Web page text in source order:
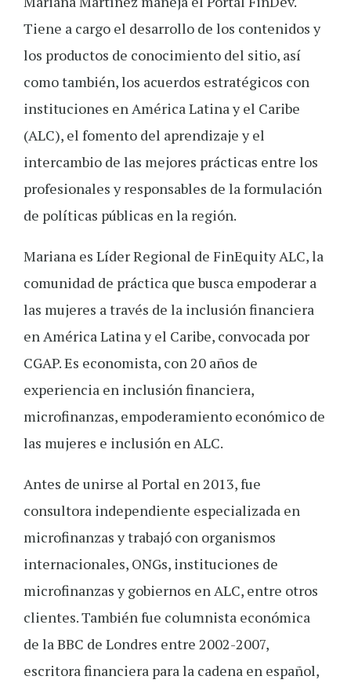
Tiene a cargo el desarrollo de los contenidos y
los productos de conocimiento del sitio, así
como también, los acuerdos estratégicos con
instituciones en América Latina y el Caribe
(ALC), el fomento del aprendizaje y el
intercambio de las mejores prácticas entre los
profesionales y responsables de la formulación
de políticas públicas en la región.
Mariana es Líder Regional de FinEquity ALC, la
comunidad de práctica que busca empoderar a
las mujeres a través de la inclusión financiera
en América Latina y el Caribe, convocada por
CGAP. Es economista, con 20 años de
experiencia en inclusión financiera,
microfinanzas, empoderamiento económico de
las mujeres e inclusión en ALC.
Antes de unirse al Portal en 2013, fue
consultora independiente especializada en
microfinanzas y trabajó con organismos
internacionales, ONGs, instituciones de
microfinanzas y gobiernos en ALC, entre otros
clientes. También fue columnista económica
de la BBC de Londres entre 2002-2007,
escritora financiera para la cadena en español,